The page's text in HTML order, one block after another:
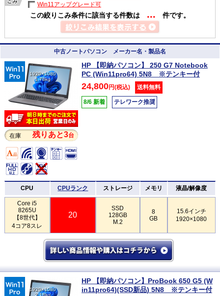
Win11アップグレード可
この絞りこみ条件に該当する件数は ... 件です。
中古ノートパソコン メーカー名・製品名
1920×1080
1.78kg
在庫 残りあと3台
HP 【即納パソコン】 250 G7 Notebook
PC (Win11pro64) 5N8 ※テンキー付
24,800円(税込) 送料無料
8/6 新着 テレワーク推奨
CPU CPUランク ストレージ メモリ 液晶/解像度
Core i5
8265U
【8世代】
4コア8スレ
20
SSD
128GB
M.2
8
GB
15.6インチ
1920×1080
1920×1080
2.18kg
HP 【即納パソコン】ProBook 650 G5 (W
in11pro64)(SSD新品) 5N8 ※テンキー付